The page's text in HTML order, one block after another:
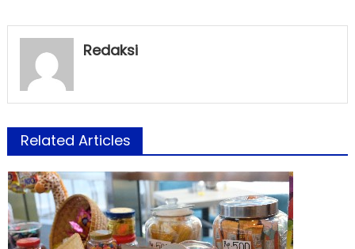
Redaksi
Related Articles